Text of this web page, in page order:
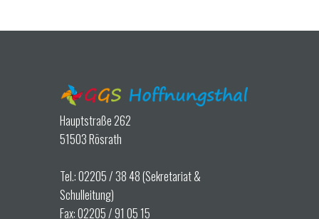
Hauptstraße 262
51503 Rösrath
Tel.: 02205 / 38 48 (Sekretariat &
Schulleitung)
Fax: 02205 / 91 05 15